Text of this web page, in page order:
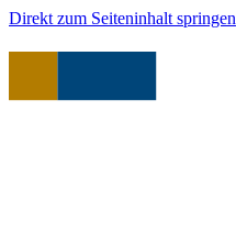
Direkt zum Seiteninhalt springen